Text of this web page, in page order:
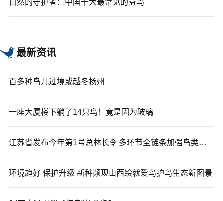
自然的守护者：中国十大最常见的益鸟
最新资讯
百多种鸟儿过境或越冬扬州
一座大厦楼下躺了14只鸟！竟是因为玻璃
江苏省发布今年第1号总林长令 多环节全链条加强鸟类保护
环境趋好 保护升级 新种频现山西绘就爱鸟护鸟生态新图景